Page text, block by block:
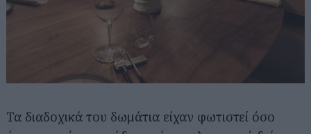
Τα διαδοχικά του δωμάτια είχαν φωτιστεί όσο